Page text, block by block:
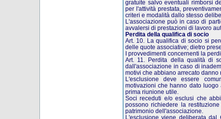
gratuite salvo eventuali rimborsi
per l'attività prestata,
criteri e modalità dallo stesso
L'associazione può in caso di
avvalersi di prestazioni di lavoro
Perdita della qualifica di socio
Art. 10. La qualifica di socio si
delle quote associative; dietro
I provvedimenti concernenti la
Art. 11. Perdita della qualità di
dall'associazione in caso di
motivi che abbiano arrecato
L'esclusione deve essere
motivazioni che hanno dato
prima riunione utile.
Soci receduti e/o esclusi che
possono richiedere la
patrimonio dell'associazione.
L'esclusione viene deliberata dal